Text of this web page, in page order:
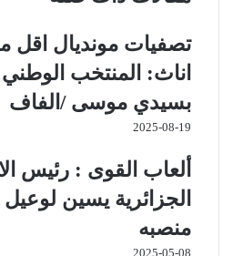
اناث: المنتخب
بسيدي موسى /الفاف
2025-08-19
ألعاب القوى : رئيس
الجزائرية يسين
منصبه
2025-05-08